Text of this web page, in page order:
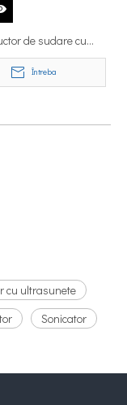
de sudare cu
Rinco C20 cu
amplificator
Întreba
cu ultrasunete
Sonicator